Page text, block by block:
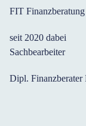
FIT
seit 2020 dabei
Sachbearbeiter
Dipl. Finanzberater